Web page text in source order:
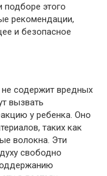
подборе этого
рекомендации,
и безопасное
не содержит вредных
вызвать
у ребенка. Оно
таких как
волокна. Эти
свободно